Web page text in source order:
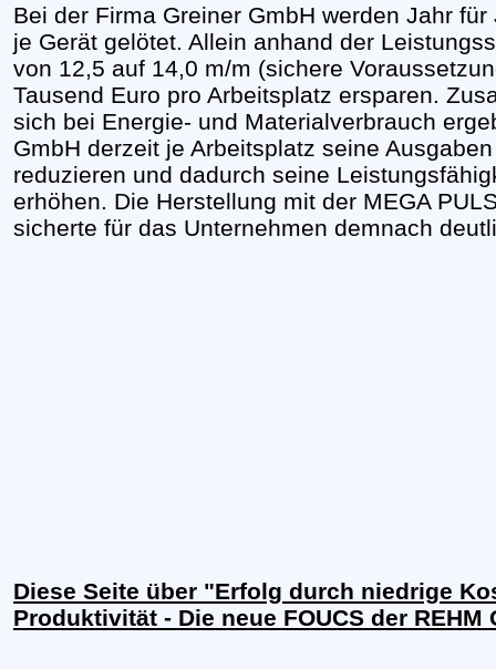
Bei der Firma Greiner GmbH werden Jahr
je Gerät gelötet. Allein anhand der
von 12,5 auf 14,0 m/m (sichere
Tausend Euro pro Arbeitsplatz ersparen.
sich bei Energie- und Materialverbrauch
GmbH derzeit je Arbeitsplatz seine
reduzieren und dadurch seine
erhöhen. Die Herstellung mit der MEGA
sicherte für das Unternehmen demnach
Diese Seite über "Erfolg durch niedrige
Produktivität - Die neue FOUCS der REHM